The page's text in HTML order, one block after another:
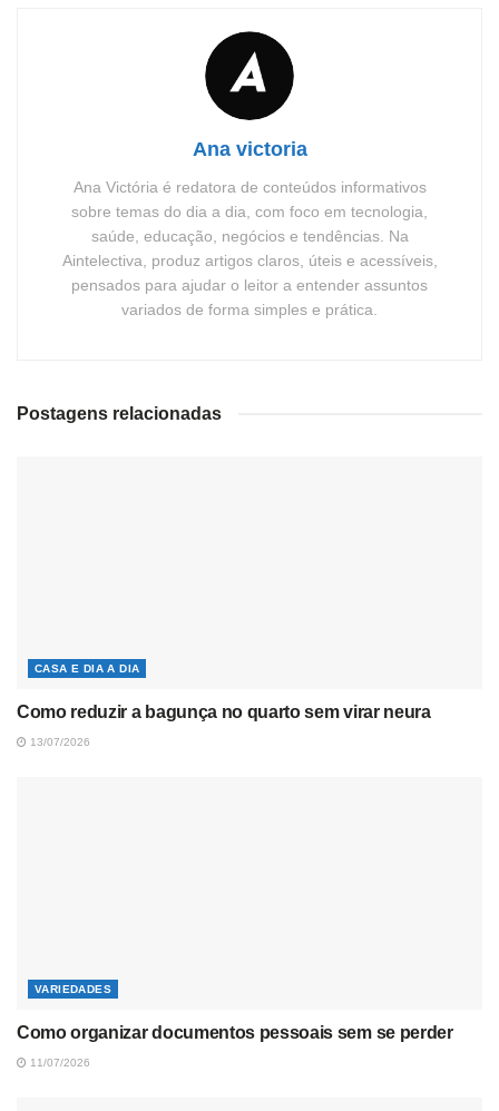
Ana victoria
Ana Victória é redatora de conteúdos informativos
sobre temas do dia a dia, com foco em tecnologia,
saúde, educação, negócios e tendências. Na
Aintelectiva, produz artigos claros, úteis e acessíveis,
pensados para ajudar o leitor a entender assuntos
variados de forma simples e prática.
Postagens relacionadas
CASA E DIA A DIA
Como reduzir a bagunça no quarto sem virar neura
13/07/2026
VARIEDADES
Como organizar documentos pessoais sem se perder
11/07/2026